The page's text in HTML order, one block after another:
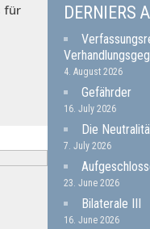
für
DERNIERS
4. August 2026
Gefährder
16. July 2026
Die
7. July 2026
23. June 2026
Bilaterale III
16. June 2026